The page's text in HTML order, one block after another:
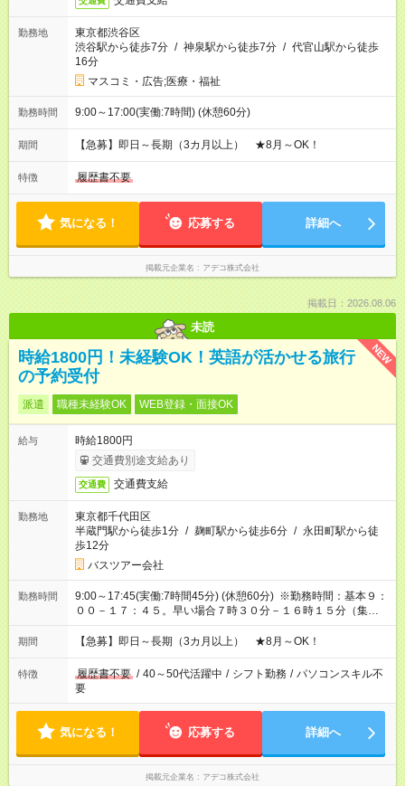
勤務地
東京都渋谷区
渋谷駅から徒歩7分 / 神泉駅から徒歩7分 / 代官山駅から徒歩
16分
マスコミ・広告;医療・福祉
勤務時間 9:00～17:00(実働:7時間) (休憩60分)
期間 【急募】即日～長期（3カ月以上） ★8月～OK！
特徴 履歴書不要
気になる！ 応募する 詳細へ
掲載元企業名 アデコ株式会社
掲載日：2026.08.06
未読
NEW
時給1800円！未経験OK！英語が活かせる旅行
の予約受付
派遣 職種未経験OK WEB登録・面接OK
給与
時給1800円
交通費別途支給あり
交通費 交通費支給
勤務地
東京都千代田区
半蔵門駅から徒歩1分 / 麹町駅から徒歩6分 / 永田町駅から徒
歩12分
バスツアー会社
勤務時間
9:00～17:45(実働:7時間45分) (休憩60分) ※勤務時間：基本９：
００－１７：４５。早い場合７時３０分－１６時１５分（集客
状況による）、日によって変動あり、相談可。前月半ばにシフ
ト希望を提出できます。 ※シフト制
期間 【急募】即日～長期（3カ月以上） ★8月～OK！
特徴 履歴書不要 / 40～50代活躍中 / シフト勤務 / パソコンスキル不
要
気になる！ 応募する 詳細へ
掲載元企業名 アデコ株式会社